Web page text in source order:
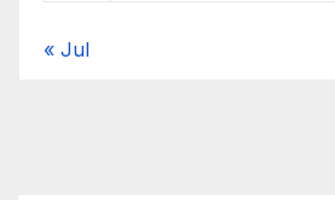
« Jul